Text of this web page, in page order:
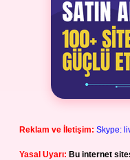
Reklam ve İletişim: Skype:
Yasal Uyarı: Bu internet